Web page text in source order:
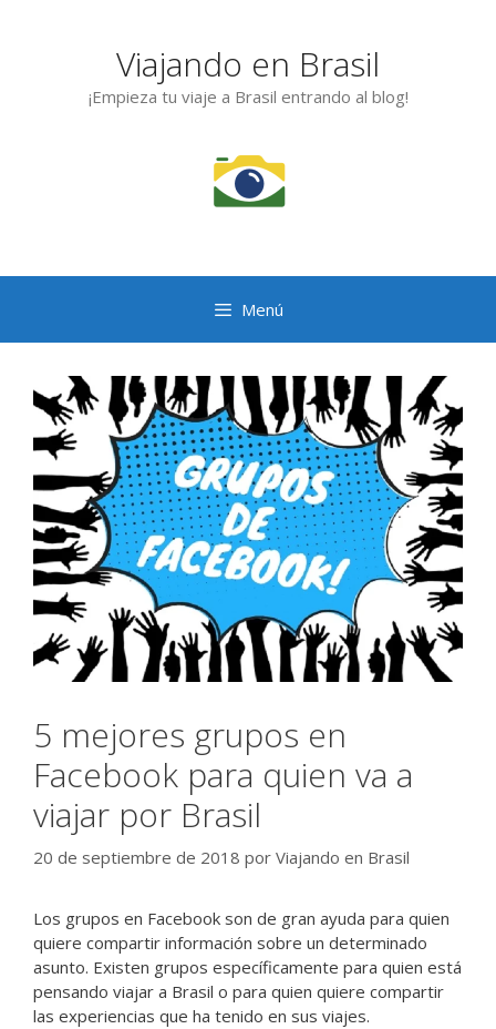
Viajando en Brasil
¡Empieza tu viaje a Brasil entrando al blog!
Menú
5 mejores grupos en
Facebook para quien va a
viajar por Brasil
20 de septiembre de 2018 por Viajando en Brasil
Los grupos en Facebook son de gran ayuda para quien
quiere compartir información sobre un determinado
asunto. Existen grupos específicamente para quien está
pensando viajar a Brasil o para quien quiere compartir
las experiencias que ha tenido en sus viajes.